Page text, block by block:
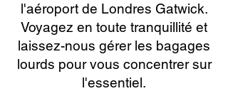
l'aéroport de Londres Gatwick.
Voyagez en toute tranquillité et
laissez-nous gérer les bagages
lourds pour vous concentrer sur
l'essentiel.